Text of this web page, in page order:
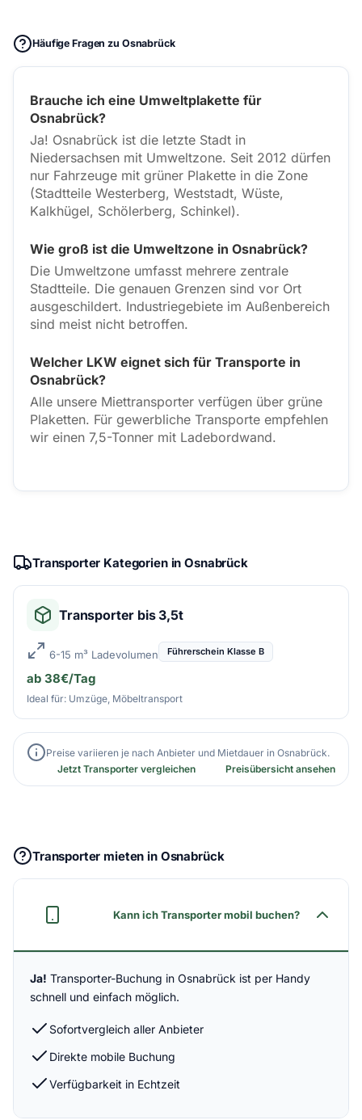
Häufige Fragen zu Osnabrück
Brauche ich eine Umweltplakette für
Osnabrück?
Ja! Osnabrück ist die letzte Stadt in
Niedersachsen mit Umweltzone. Seit 2012 dürfen
nur Fahrzeuge mit grüner Plakette in die Zone
(Stadtteile Westerberg, Weststadt, Wüste,
Kalkhügel, Schölerberg, Schinkel).
Wie groß ist die Umweltzone in Osnabrück?
Die Umweltzone umfasst mehrere zentrale
Stadtteile. Die genauen Grenzen sind vor Ort
ausgeschildert. Industriegebiete im Außenbereich
sind meist nicht betroffen.
Welcher LKW eignet sich für Transporte in
Osnabrück?
Alle unsere Miettransporter verfügen über grüne
Plaketten. Für gewerbliche Transporte empfehlen
wir einen 7,5-Tonner mit Ladebordwand.
Transporter Kategorien in Osnabrück
Transporter bis 3,5t
6-15 m³ Ladevolumen Führerschein Klasse B
ab 38€/Tag
Ideal für: Umzüge, Möbeltransport
Preise variieren je nach Anbieter und Mietdauer in Osnabrück.
Jetzt Transporter vergleichen
Preisübersicht ansehen
Transporter mieten in Osnabrück
Kann ich Transporter mobil buchen?
Ja! Transporter-Buchung in Osnabrück ist per Handy
schnell und einfach möglich.
Sofortvergleich aller Anbieter
Direkte mobile Buchung
Verfügbarkeit in Echtzeit